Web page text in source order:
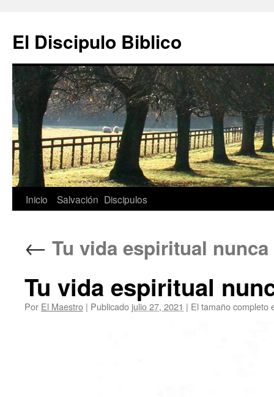
contenido
El Discipulo Biblico
Inicio Salvación Discipulos
← Tu vida espiritual nunca
Tu vida espiritual
Por El Maestro | Publicado julio 27, 2021 | El tamaño completo